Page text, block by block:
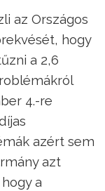
az Országos
hogy
a 2,6
4.-re
azért sem
azt
a